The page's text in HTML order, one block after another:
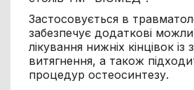
Застосовується в
забезпечує додаткові
лікування нижніх кінцівок
витягнення, а також
процедур остеосинтезу.